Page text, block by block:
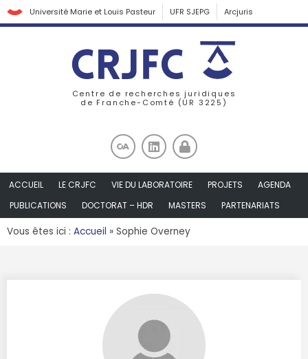
Université Marie et Louis Pasteur UFR SJEPG Arcjuris
Centre de recherches juridiques
de Franche-Comté (UR 3225)
ACCUEIL LE CRJFC VIE DU LABORATOIRE PROJETS
AGENDA
PUBLICATIONS
DOCTORAT – HDR MASTERS PARTENARIATS
Vous êtes ici : Accueil » Sophie Overney